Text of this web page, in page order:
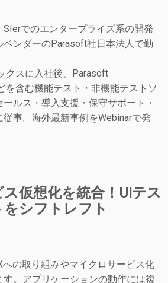
でのエンタープライズ系の開発
ベンダーのParasoft社日本法人で勤
クスに入社後、Parasoft
を含む機能テスト・非機能テストソ
ルス・導入支援・保守サポート・
事。海外最新事例をWebinarで発
仮想化を統合！UIテス
をシフトレフト
の取り組みやマイクロサービス化
。アプリケーションの動作には複